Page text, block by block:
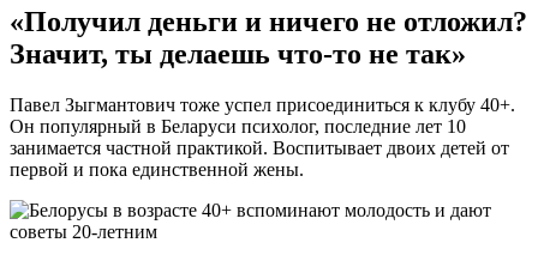
«Получил деньги и ничего не отложил?
Значит, ты делаешь что-то не так»
Павел Зыгмантович тоже успел присоединиться к клубу 40+.
Он популярный в Беларуси психолог, последние лет 10
занимается частной практикой. Воспитывает двоих детей от
первой и пока единственной жены.